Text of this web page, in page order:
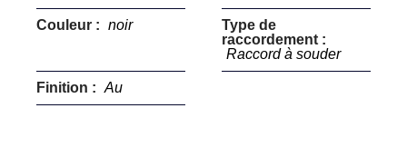
Couleur : noir
Type de
raccordement :
Raccord à souder
Finition : Au